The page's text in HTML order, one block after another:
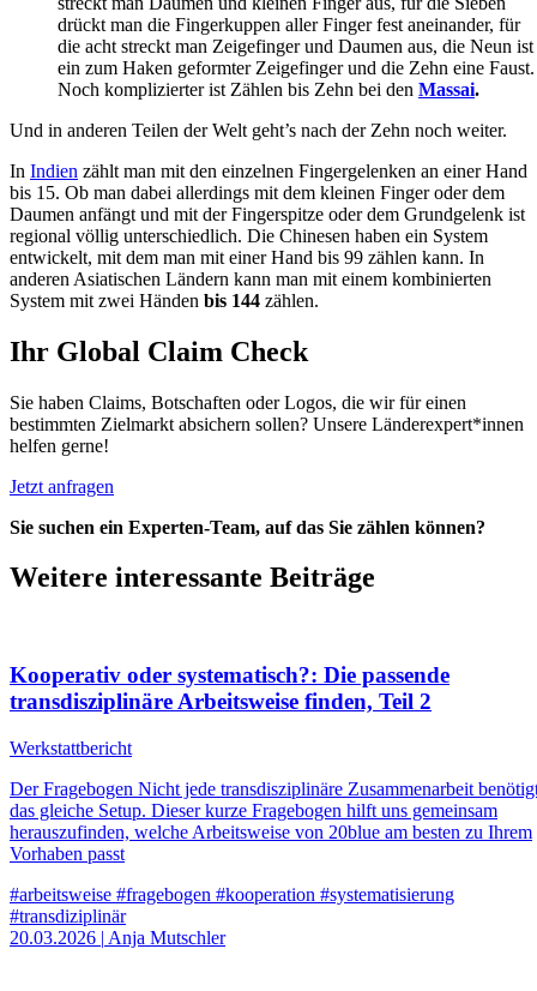
drückt man die Fingerkuppen aller Finger fest aneinander, für
die acht streckt man Zeigefinger und Daumen aus, die Neun ist
ein zum Haken geformter Zeigefinger und die Zehn eine Faust.
Noch komplizierter ist Zählen bis Zehn bei den Massai.
Und in anderen Teilen der Welt geht’s nach der Zehn noch weiter.
In Indien zählt man mit den einzelnen Fingergelenken an einer Hand
bis 15. Ob man dabei allerdings mit dem kleinen Finger oder dem
Daumen anfängt und mit der Fingerspitze oder dem Grundgelenk ist
regional völlig unterschiedlich. Die Chinesen haben ein System
entwickelt, mit dem man mit einer Hand bis 99 zählen kann. In
anderen Asiatischen Ländern kann man mit einem kombinierten
System mit zwei Händen bis 144 zählen.
Ihr Global Claim Check
Sie haben Claims, Botschaften oder Logos, die wir für einen
bestimmten Zielmarkt absichern sollen? Unsere Länderexpert*innen
helfen gerne!
Jetzt anfragen
Sie suchen ein Experten-Team, auf das Sie zählen können?
Weitere interessante Beiträge
Kooperativ oder systematisch?: Die passende
transdisziplinäre Arbeitsweise finden, Teil 2
Werkstattbericht
Der Fragebogen Nicht jede transdisziplinäre Zusammenarbeit
das gleiche Setup. Dieser kurze Fragebogen hilft uns gemeinsam
herauszufinden, welche Arbeitsweise von 20blue am besten zu Ihrem
Vorhaben passt
#arbeitsweise #fragebogen #kooperation #systematisierung
#transdiziplinär
20.03.2026 | Anja Mutschler